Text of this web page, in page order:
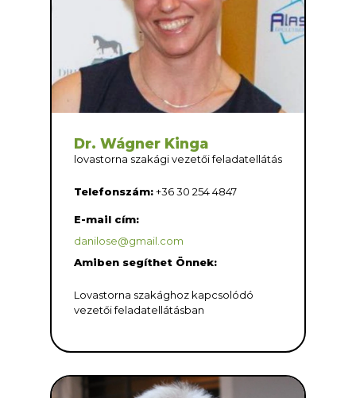
Dr. Wágner Kinga
lovastorna szakági vezetői feladatellátás
Telefonszám: +36 30 254 4847
E-mail cím:
danilose@gmail.com
Amiben segíthet Önnek:
Lovastorna szakághoz kapcsolódó
vezetői feladatellátásban